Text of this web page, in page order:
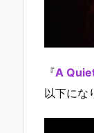
『A
以下にな